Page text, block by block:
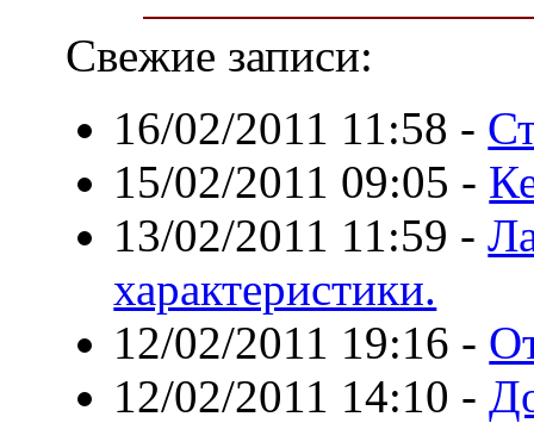
Свежие записи:
16/02/2011 11:58 -
15/02/2011 09:05 -
13/02/2011 11:59 -
характеристики.
12/02/2011 19:16 -
12/02/2011 14:10 -